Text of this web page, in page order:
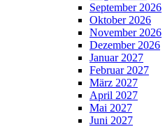
September 2026
Oktober 2026
November 2026
Dezember 2026
Januar 2027
Februar 2027
März 2027
April 2027
Mai 2027
Juni 2027